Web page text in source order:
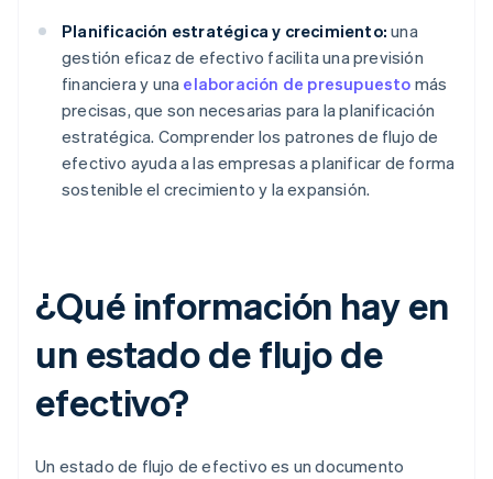
Planificación estratégica y crecimiento: una
gestión eficaz de efectivo facilita una previsión
financiera y una elaboración de presupuesto más
precisas, que son necesarias para la planificación
estratégica. Comprender los patrones de flujo de
efectivo ayuda a las empresas a planificar de forma
sostenible el crecimiento y la expansión.
¿Qué información hay en
un estado de flujo de
efectivo?
Un estado de flujo de efectivo es un documento